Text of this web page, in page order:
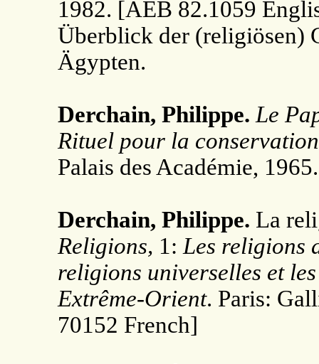
1982. [AEB 82.1059
Überblick der (religiösen)
Ägypten.
Derchain, Philippe. Le
Rituel pour la
Palais des Académie,
Derchain, Philippe. La
Religions, 1: Les religions
religions universelles et
Extrême-Orient. Paris:
70152 French]